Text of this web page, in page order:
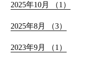
2025年10月 （1）
2025年8月 （3）
2023年9月 （1）